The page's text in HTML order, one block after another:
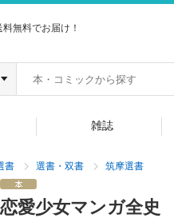
無料でお届け！
雑誌
書 選書・双書 筑摩選書
恋愛少女マンガ全